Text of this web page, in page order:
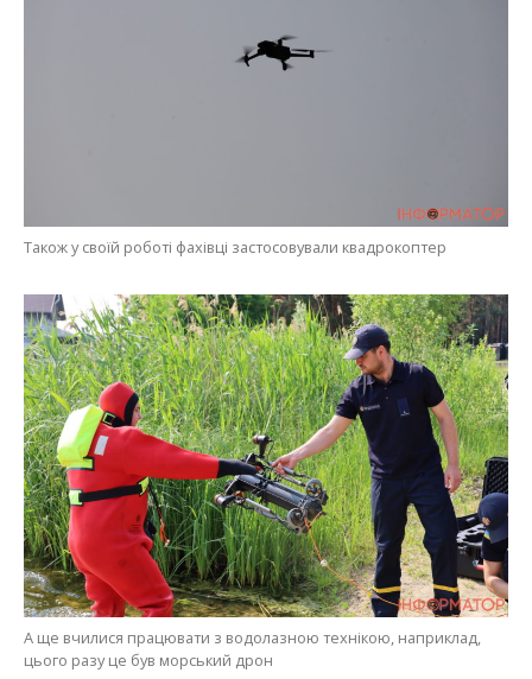
Також у своїй роботі фахівці застосовували квадрокоптер
А ще вчилися працювати з водолазною технікою, наприклад,
цього разу це був морський дрон